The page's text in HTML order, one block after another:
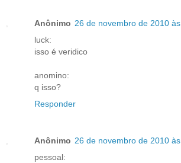
Anônimo 26 de novembro de 2010
luck:
isso é veridico
anomino:
q isso?
Responder
Anônimo 26 de novembro de 2010
pessoal: